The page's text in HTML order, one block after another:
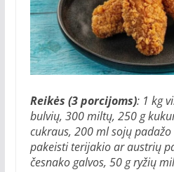
Reikės (3 porcijoms): 1 kg
bulvių, 300 miltų, 250 g
cukraus, 200 ml sojų
pakeisti terijakio ar austrių
česnako galvos, 50 g ryžių